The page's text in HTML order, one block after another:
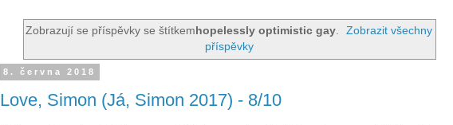
Zobrazují se příspěvky se štítkemhopelessly optimistic gay.
Zobrazit všechny
příspěvky
8. června 2018
Love, Simon (Já, Simon 2017) - 8/10